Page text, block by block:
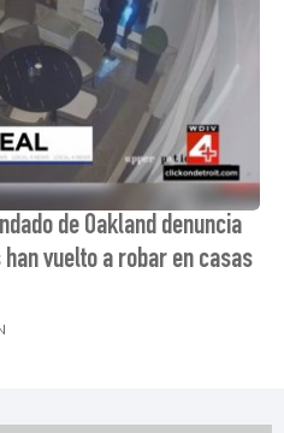
de Oakland denuncia
vuelto a robar en casas